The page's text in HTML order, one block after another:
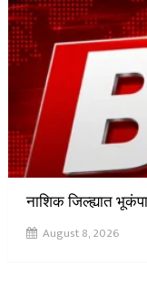
नाशिक जिल्ह्यात
August 8, 2026